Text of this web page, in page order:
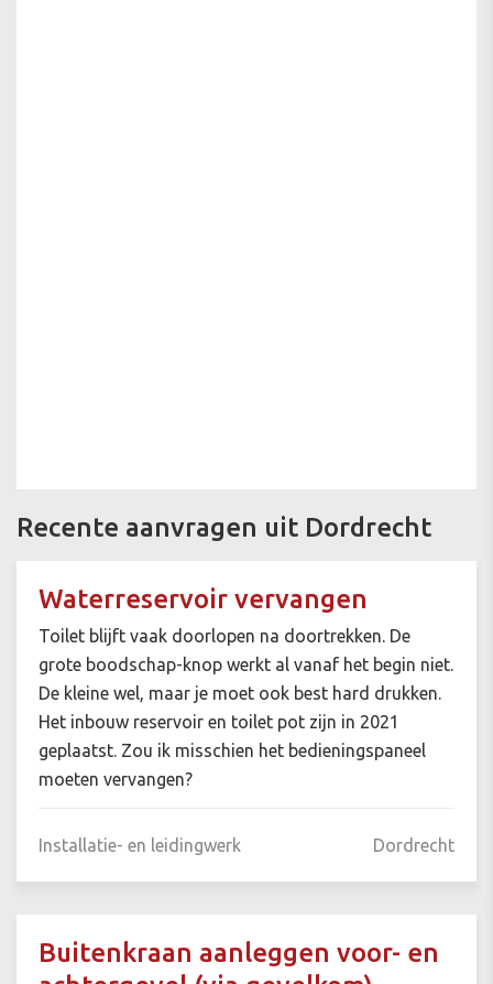
Recente aanvragen uit Dordrecht
Waterreservoir vervangen
Toilet blijft vaak doorlopen na doortrekken. De
grote boodschap-knop werkt al vanaf het begin niet.
De kleine wel, maar je moet ook best hard drukken.
Het inbouw reservoir en toilet pot zijn in 2021
geplaatst. Zou ik misschien het bedieningspaneel
moeten vervangen?
Installatie- en leidingwerk Dordrecht
Buitenkraan aanleggen voor- en